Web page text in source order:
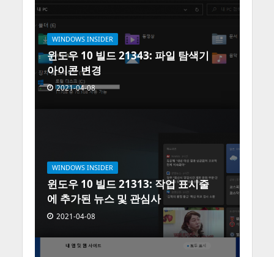
WINDOWS INSIDER
윈도우 10 빌드 21343: 파일 탐색기
아이콘 변경
2021-04-08
WINDOWS INSIDER
윈도우 10 빌드 21313: 작업 표시줄
에 추가된 뉴스 및 관심사
2021-04-08